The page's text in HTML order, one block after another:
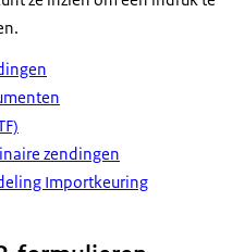
zendingen
Importkeuring